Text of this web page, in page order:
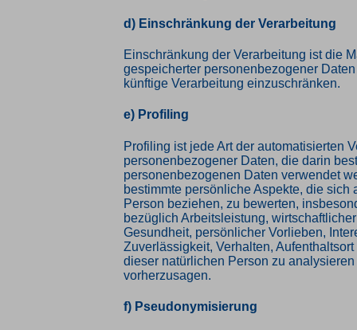
d) Einschränkung der Verarbeitung
Einschränkung der Verarbeitung ist die
gespeicherter personenbezogener
künftige Verarbeitung einzuschränken.
e) Profiling
Profiling ist jede Art der automatisierten
personenbezogener Daten, die darin
personenbezogenen Daten verwendet
bestimmte persönliche Aspekte, die sich
Person beziehen, zu bewerten,
bezüglich Arbeitsleistung,
Gesundheit, persönlicher Vorlieben,
Zuverlässigkeit, Verhalten,
dieser natürlichen Person zu analysieren
vorherzusagen.
f) Pseudonymisierung